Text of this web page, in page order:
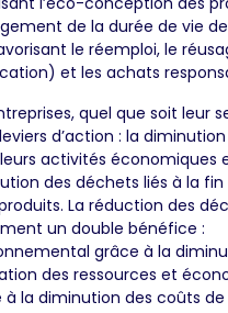
de la durée de vie
le réemploi, le
et les achats
quel que soit leur
d’action : la
activités économiques
des déchets liés à la fin
La réduction des
un double bénéfice :
grâce à la
des ressources et
à la diminution des coûts de